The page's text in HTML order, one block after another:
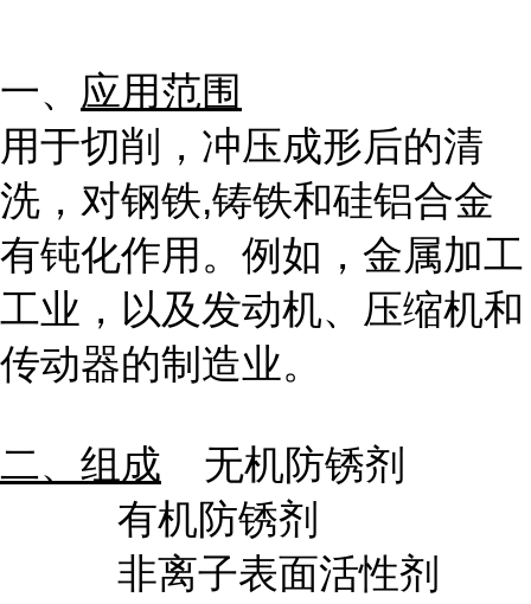
一、 应用范围
用于切削，冲压成形后的清
洗，对钢铁,铸铁和硅铝合金
有钝化作用。例如，金属加工
工业，以及发动机、压缩机和
传动器的制造业。
二、组成 无机防锈剂
有机防锈剂
非离子表面活性剂